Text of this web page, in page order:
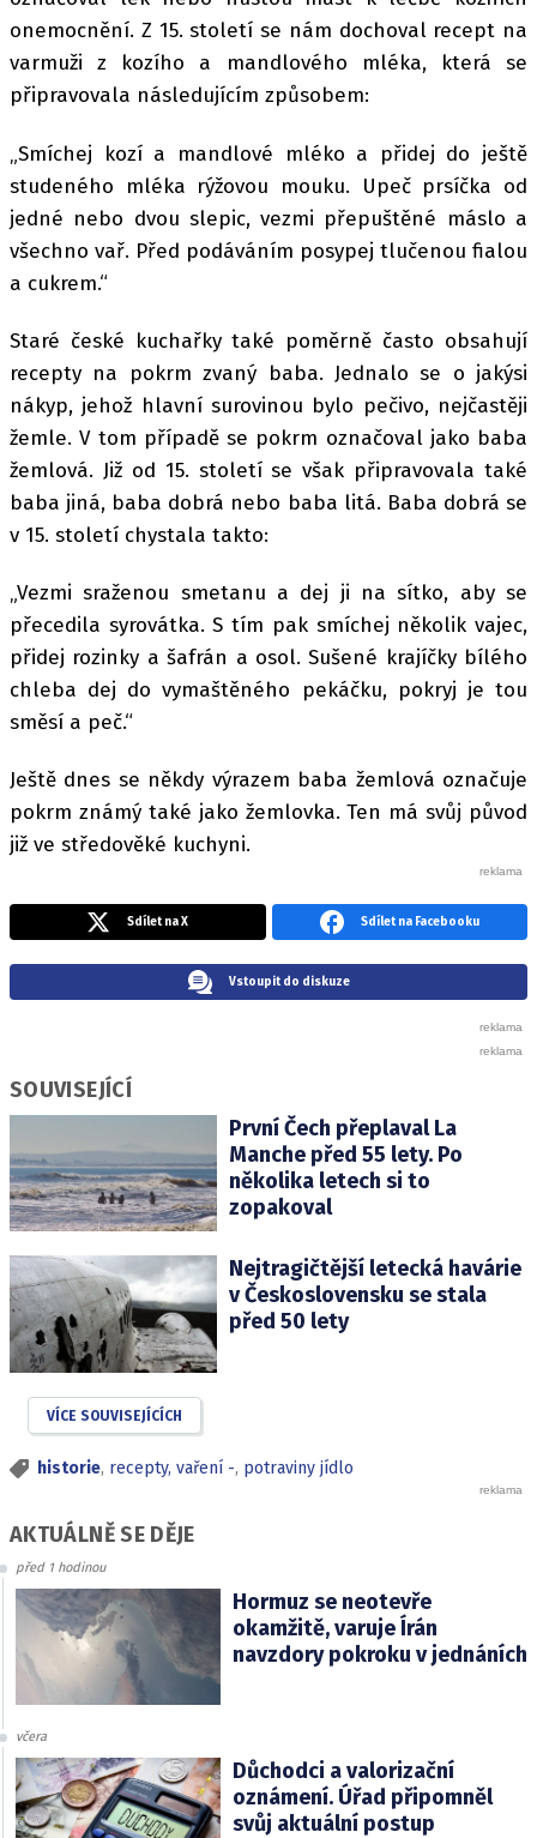
onemocnění. Z 15. století se nám dochoval recept na
varmuži z kozího a mandlového mléka, která se
připravovala následujícím způsobem:
„Smíchej kozí a mandlové mléko a přidej do ještě
studeného mléka rýžovou mouku. Upeč prsíčka od
jedné nebo dvou slepic, vezmi přepuštěné máslo a
všechno vař. Před podáváním posypej tlučenou fialou
a cukrem.“
Staré české kuchařky také poměrně často obsahují
recepty na pokrm zvaný baba. Jednalo se o jakýsi
nákyp, jehož hlavní surovinou bylo pečivo, nejčastěji
žemle. V tom případě se pokrm označoval jako baba
žemlová. Již od 15. století se však připravovala také
baba jiná, baba dobrá nebo baba litá. Baba dobrá se
v 15. století chystala takto:
„Vezmi sraženou smetanu a dej ji na sítko, aby se
přecedila syrovátka. S tím pak smíchej několik vajec,
přidej rozinky a šafrán a osol. Sušené krajíčky bílého
chleba dej do vymaštěného pekáčku, pokryj je tou
směsí a peč.“
Ještě dnes se někdy výrazem baba žemlová označuje
pokrm známý také jako žemlovka. Ten má svůj původ
již ve středověké kuchyni.
Sdílet na X Sdílet na Facebooku
Vstoupit do diskuze
SOUVISEJÍCÍ
První Čech přeplaval La
Manche před 55 lety. Po
několika letech si to
zopakoval
Nejtragičtější letecká havárie
v Československu se stala
před 50 lety
VÍCE SOUVISEJÍCÍCH
historie, recepty, vaření -, potraviny jídlo
AKTUÁLNĚ SE DĚJE
před 1 hodinou
Hormuz se neotevře
okamžitě, varuje Írán
navzdory pokroku v jednáních
včera
Důchodci a valorizační
oznámení. Úřad připomněl
svůj aktuální postup